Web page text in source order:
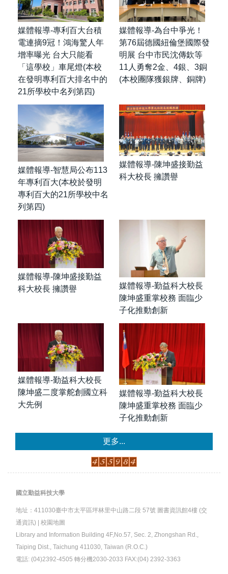
媒體報導-專利百大台積
電連摘9冠！鴻海驚人年
增率曝光 台大只能看
「這學校」車尾燈(本校
在發明專利百大排名中的
21所學校中名列第四)
媒體報導-為台中爭光！
第76屆德國紐倫堡國際發
明展 台中市民沈傳欽等
11人勇奪2金、4銀、3銅
(本校團隊獲銀牌、銅牌)
媒體報導-智慧局公布113
年專利百大(本校於發明
專利百大的21所學校中名
列第四)
媒體報導-陳坤盛接勤益
科大校長 擁讚譽
媒體報導-陳坤盛接勤益
科大校長 擁讚譽
媒體報導-勤益科大校長
陳坤盛重掌校務 面臨少
子化推動創新
媒體報導-勤益科大校長
陳坤盛二度掌舵創國立科
大先例
媒體報導-勤益科大校長
陳坤盛重掌校務 面臨少
子化推動創新
更多...
國立勤益科技大學
地址： 411030臺中市太平區坪林里中山路二段 57號 圖書資訊館4樓 (交
通資訊)
校園地圖
Library and Information Building 4F,No.57, Sec. 2, Zhongshan Rd.,
Taiping Dist., Taichung 411030, Taiwan (R.O.C.)
電話: (04)2392-4505 轉分機2030-2033 FAX:(04) 2392-3363